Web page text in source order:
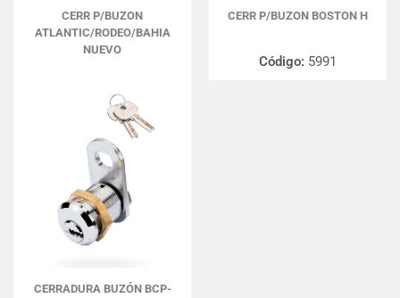
CERR P/BUZON
ATLANTIC/RODEO/BAHIA
NUEVO
CERR P/BUZON BOSTON H
Código: 5991
CERRADURA BUZÓN BCP-